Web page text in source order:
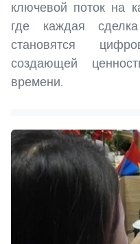
ключевой поток на
где каждая
становятся
создающей
времени.